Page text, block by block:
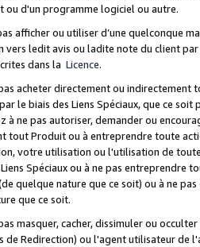
ou d'un programme logiciel ou autre.
afficher ou utiliser d’une quelconque
vers ledit avis ou ladite note du client
dans la Licence.
acheter directement ou
le biais des Liens Spéciaux, que ce
à ne pas autoriser, demander ou
tout Produit ou à entreprendre toute
votre utilisation ou l'utilisation de
Spéciaux ou à ne pas entreprendre
quelque nature que ce soit) ou à ne
que ce soit.
masquer, cacher, dissimuler ou
de Redirection) ou l'agent utilisateur